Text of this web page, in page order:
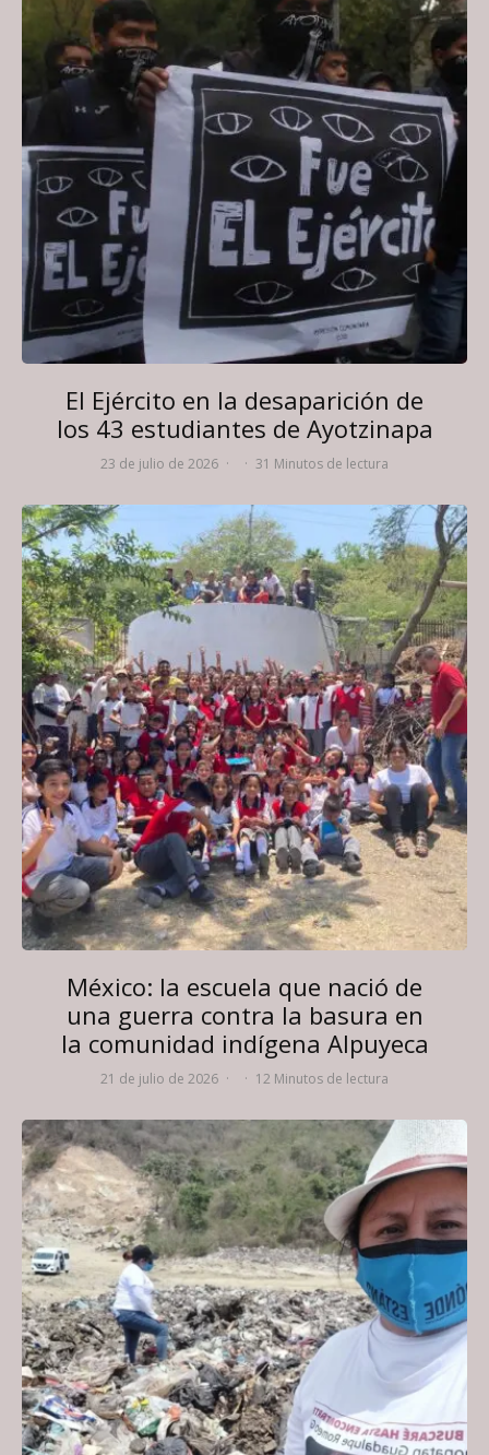
El Ejército en la desaparición de
los 43 estudiantes de Ayotzinapa
23 de julio de 2026 · · 31 Minutos de lectura
México: la escuela que nació de
una guerra contra la basura en
la comunidad indígena Alpuyeca
21 de julio de 2026 · · 12 Minutos de lectura